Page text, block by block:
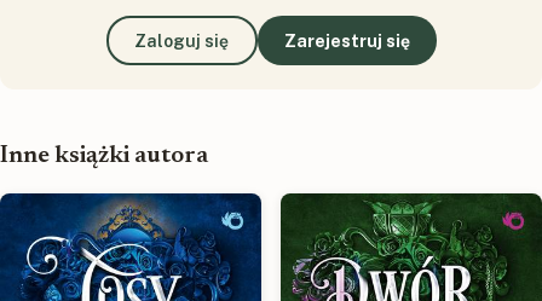
Zaloguj się Zarejestruj się
Inne książki autora